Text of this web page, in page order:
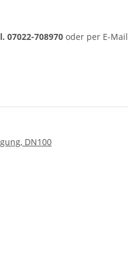
07022-708970 oder per E-Mail